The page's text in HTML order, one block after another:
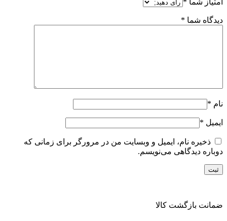
امتیاز شما *
دیدگاه شما *
نام *
ایمیل *
ذخیره نام، ایمیل و وبسایت من در مرورگر برای زمانی که
دوباره دیدگاهی می‌نویسم.
ضمانت بازگشت کالا